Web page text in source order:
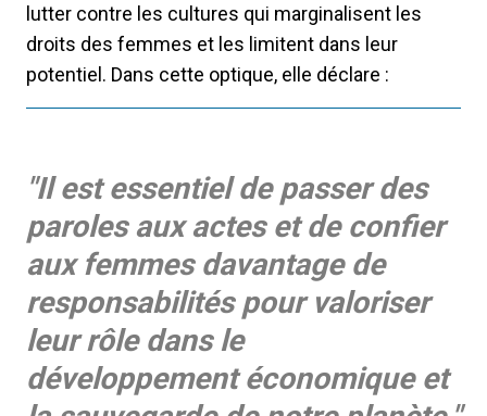
lutter contre les cultures qui marginalisent les
droits des femmes et les limitent dans leur
potentiel. Dans cette optique, elle déclare :
"Il est essentiel de passer des
paroles aux actes et de confier
aux femmes davantage de
responsabilités pour valoriser
leur rôle dans le
développement économique et